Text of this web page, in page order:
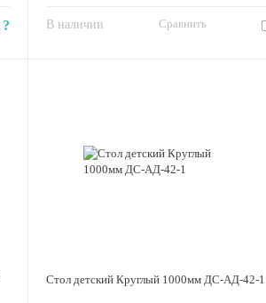
? В наличии Сравнить
Стол детский Круглый 1000мм ДС-АД-42-1